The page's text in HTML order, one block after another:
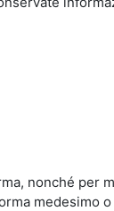
nonché per
medesimo